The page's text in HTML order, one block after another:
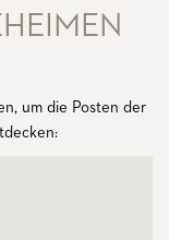
um die Posten der